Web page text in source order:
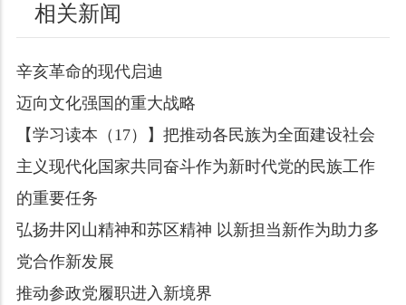
相关新闻
辛亥革命的现代启迪
迈向文化强国的重大战略
【学习读本（17）】把推动各民族为全面建设社会
主义现代化国家共同奋斗作为新时代党的民族工作
的重要任务
弘扬井冈山精神和苏区精神 以新担当新作为助力多
党合作新发展
推动参政党履职进入新境界